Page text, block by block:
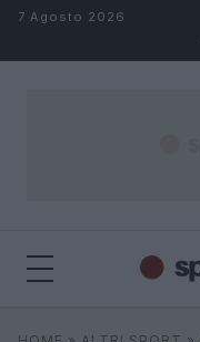
Salta al contenuto
7 Agosto 2026